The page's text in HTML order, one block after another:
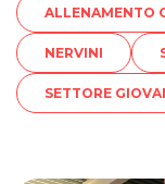
ALLENAMENTO
NERVINI
SETTORE